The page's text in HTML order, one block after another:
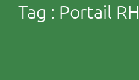
Tag : Portail RH